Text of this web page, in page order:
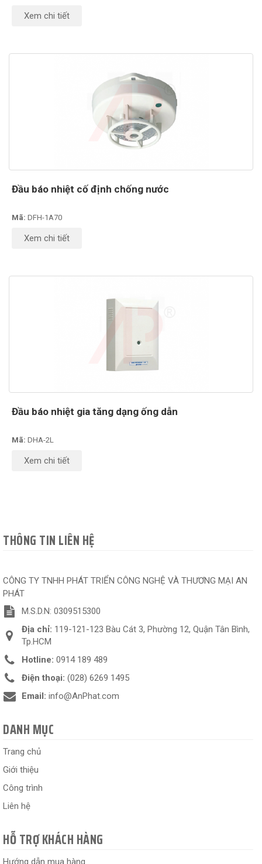
Xem chi tiết
Đầu báo nhiệt cố định chống nước
Mã: DFH-1A70
Xem chi tiết
Đầu báo nhiệt gia tăng dạng ống dẫn
Mã: DHA-2L
Xem chi tiết
THÔNG TIN LIÊN HỆ
CÔNG TY TNHH PHÁT TRIỂN CÔNG NGHỆ VÀ THƯƠNG MẠI AN
PHÁT
M.S.D.N: 0309515300
Địa chỉ: 119-121-123 Bàu Cát 3, Phường 12, Quận Tân Bình,
Tp.HCM
Hotline: 0914 189 489
Điện thoại: (028) 6269 1495
Email: info@AnPhat.com
DANH MỤC
Trang chủ
Giới thiệu
Công trình
Liên hệ
HỖ TRỢ KHÁCH HÀNG
Hướng dẫn mua hàng